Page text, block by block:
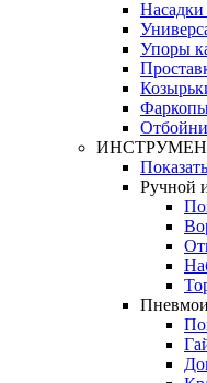
Насадки
Упоры
Ручной